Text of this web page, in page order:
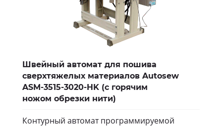
Швейный автомат для пошива
сверхтяжелых материалов Autosew
ASM-3515-3020-HK (с горячим
ножом обрезки нити)
Контурный автомат программируемой